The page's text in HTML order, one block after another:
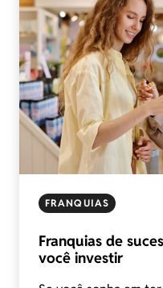
FRANQUIAS
Franquias de
você investir